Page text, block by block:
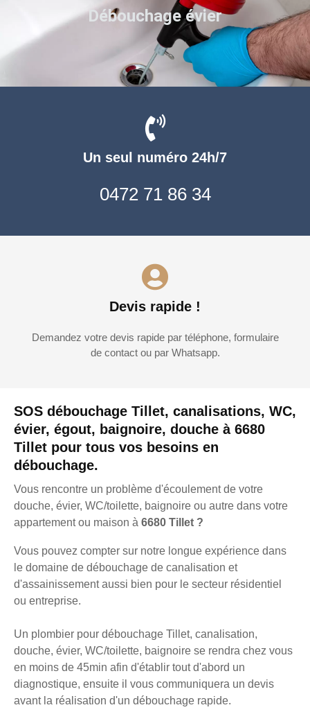
SOS débouchage Tillet, canalisations, WC,
évier, égout, baignoire, douche à 6680
Tillet pour tous vos besoins en
débouchage.
Vous rencontre un problème d'écoulement de votre
douche, évier, WC/toilette, baignoire ou autre dans votre
appartement ou maison à 6680 Tillet ?
Vous pouvez compter sur notre longue expérience dans
le domaine de débouchage de canalisation et
d'assainissement aussi bien pour le secteur résidentiel
ou entreprise.
Un plombier pour débouchage Tillet, canalisation,
douche, évier, WC/toilette, baignoire se rendra chez vous
en moins de 45min afin d'établir tout d'abord un
diagnostique, ensuite il vous communiquera un devis
avant la réalisation d'un débouchage rapide.
Un seul numéro 24h/7
0472 71 86 34
Devis rapide !
Demandez votre devis rapide par téléphone, formulaire
de contact ou par Whatsapp.
Débouchage évier